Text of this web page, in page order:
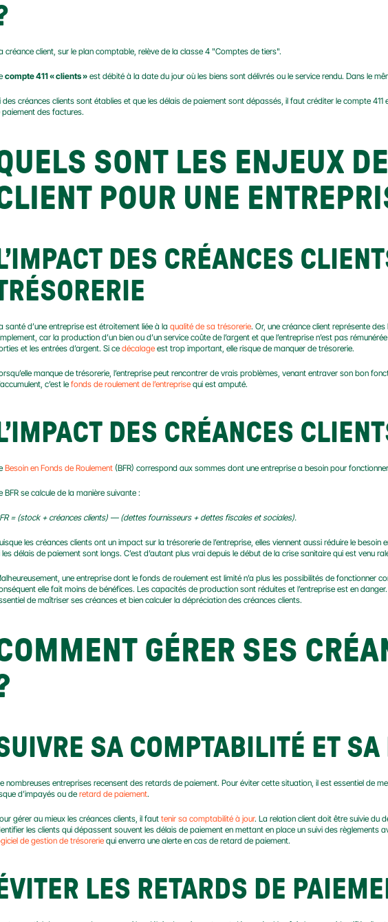
créance client, sur le plan comptable, relève de la classe 4 "Comptes de tiers".
compte 411 « clients » est débité à la date du jour où les biens sont délivrés ou le service rendu. Dans le
des créances clients sont établies et que les délais de paiement sont dépassés, il faut créditer le compte 411
paiement des factures.
SONT LES ENJEUX
POUR UNE
L’IMPACT DES CRÉANCES
santé d’une entreprise est étroitement liée à la qualité de sa trésorerie. Or, une créance client représente
car la production d’un bien ou d’un service coûte de l’argent et que l’entreprise n’est pas
et les entrées d’argent. Si ce décalage est trop important, elle risque de manquer de trésorerie.
manque de trésorerie, l’entreprise peut rencontrer de vrais problèmes, venant entraver son bon
c’est le fonds de roulement de l’entreprise qui est amputé.
L’IMPACT DES CRÉANCES
Besoin en Fonds de Roulement (BFR) correspond aux sommes dont une entreprise a besoin pour
BFR se calcule de la manière suivante :
= (stock + créances clients) — (dettes fournisseurs + dettes fiscales et sociales).
les créances clients ont un impact sur la trésorerie de l’entreprise, elles viennent aussi réduire le besoin
les délais de paiement sont longs. C’est d’autant plus vrai depuis le début de la crise sanitaire qui est venu
une entreprise dont le fonds de roulement est limité n’a plus les possibilités de fonctionner
elle fait moins de bénéfices. Les capacités de production sont réduites et l’entreprise est en
de maîtriser ses créances et bien calculer la dépréciation des créances clients.
GÉRER SES
SA COMPTABILITÉ ET SA
nombreuses entreprises recensent des retards de paiement. Pour éviter cette situation, il est essentiel de
d’impayés ou de retard de paiement.
gérer au mieux les créances clients, il faut tenir sa comptabilité à jour. La relation client doit être suivie du
de gestion de trésorerie qui enverra une alerte en cas de retard de paiement.
ÉVITER LES RETARDS DE